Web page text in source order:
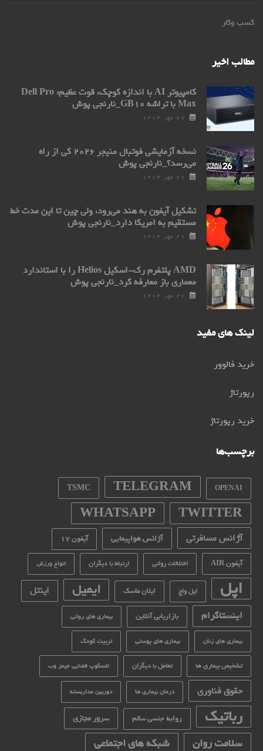
کسب وکار
مطالب اخیر
کامپیوتر AI با اندازه کوچک، قوت عظیم: Dell Pro
Max با تراشه GB۱۰_نارنجی پوش
۲۷ مهر ۱۴۰۴
نسخه آزمایشی فوتبال منیجر ۲۰۲۶ کی از راه
می‌رسد؟_نارنجی پوش
۲۷ مهر ۱۴۰۴
تشکیل آیفون به هند می‌رود، ولی چین تا این مدت خط
مستقیم به امریکا دارد_نارنجی پوش
۲۷ مهر ۱۴۰۴
AMD پلتفرم رک-اسکیل Helios را با استاندارد
معماری باز معارفه کرد_نارنجی پوش
۲۷ مهر ۱۴۰۴
لینک های مفید
خرید فالوور
رپورتاژ
خرید رپورتاژ
برچسب‌ها
OPENAI
TELEGRAM
TSMC
TWITTER
WHATSAPP
آژانس مسافرتی آژانس هواپیمایی آیفون 17
آیفون AIR اختلالات روانی ارتباط با دیگران انواع ورزش
اپل اپل واچ ایلان ماسک ایمیل اینتل
اینستاگرام بازاریابی آنلاین بیماری های روانی
بیماری های زنان بیماری های پوستی تربیت کودک
تشخیص بیماری ها تعامل با دیگران تلسکوپ فضایی جیمز وب
حقوق فناوری درمان بیماری ها دوربین مداربسته
رباتیک روابط جنسی سالم سرور مجازی
سلامت روان شبکه های اجتماعی